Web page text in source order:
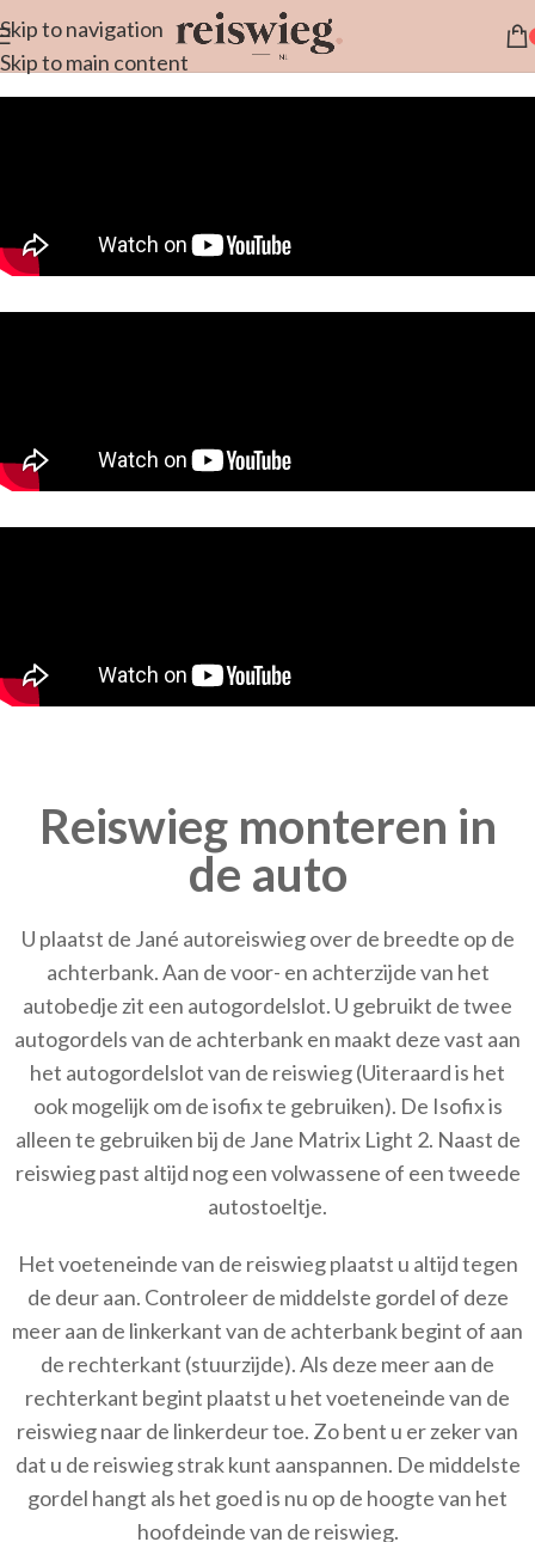
Skip to navigation
Skip to main content
Reiswieg monteren in
de auto
U plaatst de Jané autoreiswieg over de breedte op de
achterbank. Aan de voor- en achterzijde van het
autobedje zit een autogordelslot. U gebruikt de twee
autogordels van de achterbank en maakt deze vast aan
het autogordelslot van de reiswieg (Uiteraard is het
ook mogelijk om de isofix te gebruiken). De Isofix is
alleen te gebruiken bij de Jane Matrix Light 2. Naast de
reiswieg past altijd nog een volwassene of een tweede
autostoeltje.
Het voeteneinde van de reiswieg plaatst u altijd tegen
de deur aan. Controleer de middelste gordel of deze
meer aan de linkerkant van de achterbank begint of aan
de rechterkant (stuurzijde). Als deze meer aan de
rechterkant begint plaatst u het voeteneinde van de
reiswieg naar de linkerdeur toe. Zo bent u er zeker van
dat u de reiswieg strak kunt aanspannen. De middelste
gordel hangt als het goed is nu op de hoogte van het
hoofdeinde van de reiswieg.